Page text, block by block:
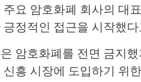
주요 암호화폐 회사의 대
긍정적인 접근을 시작했
암호화폐를 전면 금지
신흥 시장에 도입하기 위